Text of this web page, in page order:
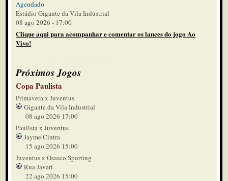
Agendado
Estádio Gigante da Vila Industrial
08 ago 2026 - 17:00
Clique aqui para acompanhar e comentar os lances do jogo Ao
Vivo!
Próximos Jogos
Copa Paulista
Primavera x Juventus
Gigante da Vila Industrial
08 ago 2026 17:00
Paulista x Juventus
Jayme Cintra
15 ago 2026 15:00
Juventus x Osasco Sporting
Rua Javari
22 ago 2026 15:00